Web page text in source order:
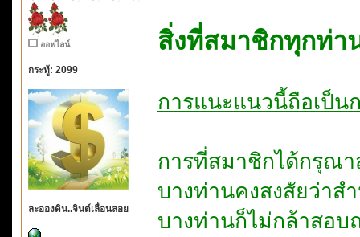
ออฟไลน์
กระทู้: 2099
ละอองดิน..จินต์เลื่อนลอย
สิ่งที่สมาชิกทุกท่า
การแนะแนวนี้ถือเป็
การที่สมาชิกได้กรุณา
บางท่านคงสงสัยว่าส
บางท่านก็ไม่กล้าสอ